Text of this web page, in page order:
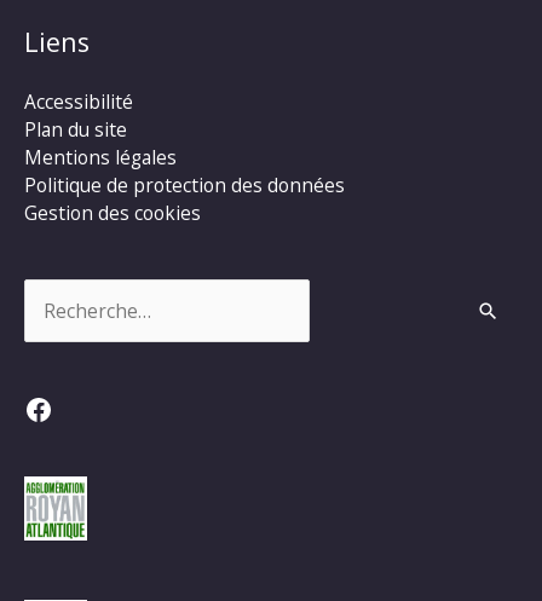
Liens
Accessibilité
Plan du site
Mentions légales
Politique de protection des données
Gestion des cookies
Facebook